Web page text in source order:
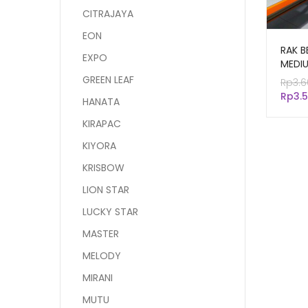
RAK
ZA-
Rp
Rp
CITRAJAYA
EON
EXPO
GREEN LEAF
HANATA
KIRAPAC
KIYORA
KRISBOW
LION STAR
LUCKY STAR
MASTER
MELODY
MIRANI
MUTU